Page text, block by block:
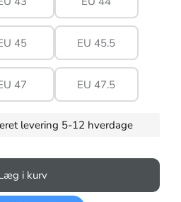
45 EU 45.5
47 EU 47.5
levering 5-12 hverdage
i kurv